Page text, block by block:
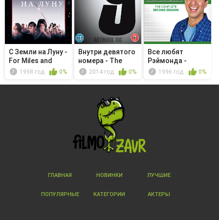
С Земли на Луну -
For Miles and
Miles1998 год 0%
Внутри девятого
номера - The
Stakeout
2014 год 0%
Все любят
Рэймонда -
Getting Even
1996 год 0%
ГЛАВНАЯ НОВИНКИ ЛУЧШИЕ
ПОПУЛЯРНЫЕ КАТЕГОРИИ АКТЕРЫ